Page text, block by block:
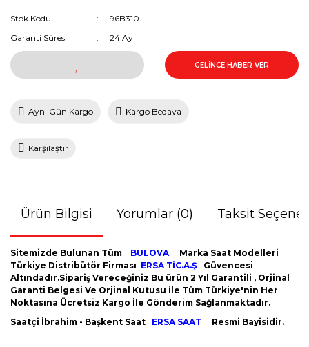
Stok Kodu
96B310
Garanti Süresi
24 Ay
GELİNCE HABER VER
Aynı Gün Kargo Kargo Bedava
Karşılaştır
Ürün Bilgisi Yorumlar (0) Taksit
Sitemizde Bulunan Tüm BULOVA
Marka Saat Modelleri
Türkiye Distribütör Firması ERSA TİC.A.Ş
Güvencesi
Altındadır.Sipariş Vereceğiniz Bu ürün 2 Yıl Garantili , Orjinal
Garanti Belgesi Ve Orjinal Kutusu İle Tüm Türkiye'nin Her
Noktasına Ücretsiz Kargo İle Gönderim Sağlanmaktadır.
Saatçi İbrahim - Başkent Saat ERSA SAAT Resmi Bayisidir.